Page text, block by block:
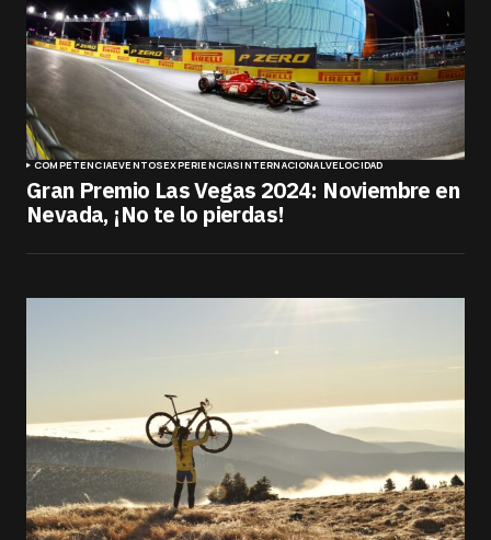
COMPETENCIAEVENTOSEXPERIENCIASINTERNACIONALVELOCIDAD
Gran Premio Las Vegas 2024: Noviembre en
Nevada, ¡No te lo pierdas!